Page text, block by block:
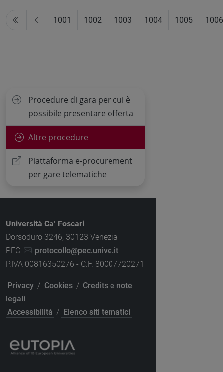
1001 1002 1003 1004 1005 1006
Procedure di gara per cui è
possibile presentare offerta
Altre procedure
Piattaforma e-procurement
per gare telematiche
Università Ca’ Foscari
Dorsoduro 3246, 30123 Venezia
PEC
protocollo@pec.unive.it
P.IVA 00816350276 - C.F. 80007720271
Privacy / Cookies / Credits e note
legali
Accessibilità / Elenco siti tematici